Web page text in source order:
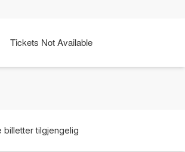
Tickets Not Available
billetter tilgjengelig